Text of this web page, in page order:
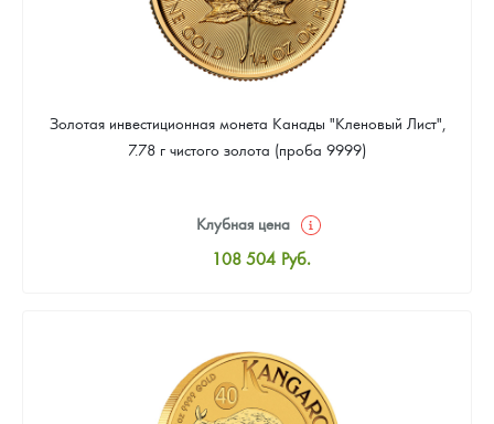
Золотая инвестиционная монета Канады "Кленовый Лист",
7.78 г чистого золота (проба 9999)
Клубная цена
108 504 Руб.
Цена выкупа
97 182 Руб.